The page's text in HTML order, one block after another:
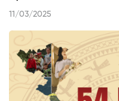
11/03/2025